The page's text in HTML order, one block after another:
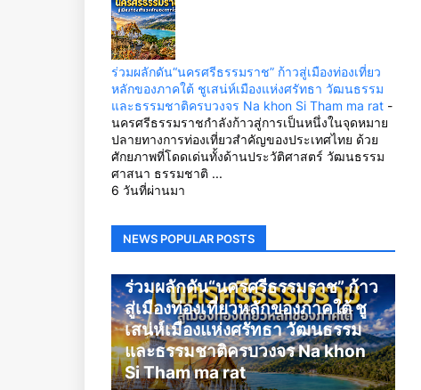
ร่วมผลักดัน“นครศรีธรรมราช” ก้าวสู่เมืองท่องเที่ยว
หลักของภาคใต้ ชูเสน่ห์เมืองแห่งศรัทธา วัฒนธรรม
และธรรมชาติครบวงจร Na khon Si Tham ma rat -
นครศรีธรรมราชกำลังก้าวสู่การเป็นหนึ่งในจุดหมาย
ปลายทางการท่องเที่ยวสำคัญของประเทศไทย ด้วย
ศักยภาพที่โดดเด่นทั้งด้านประวัติศาสตร์ วัฒนธรรม
ศาสนา ธรรมชาติ ...
6 วันที่ผ่านมา
NEWS POPULAR POSTS
ร่วมผลักดัน“นครศรีธรรมราช” ก้าว
สู่เมืองท่องเที่ยวหลักของภาคใต้ ชู
เสน่ห์เมืองแห่งศรัทธา วัฒนธรรม
และธรรมชาติครบวงจร Na khon
Si Tham ma rat